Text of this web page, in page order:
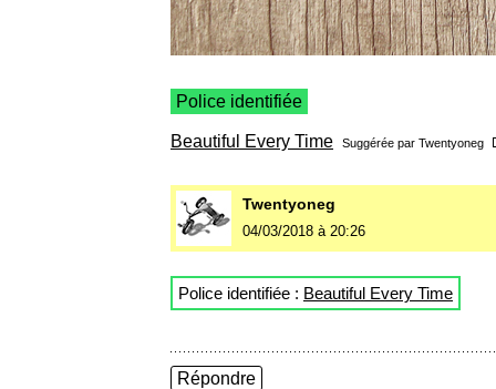
Police identifiée
Beautiful Every Time Suggérée par Twentyoneg
Twentyoneg
04/03/2018 à 20:26
Police identifiée : Beautiful Every Time
Répondre